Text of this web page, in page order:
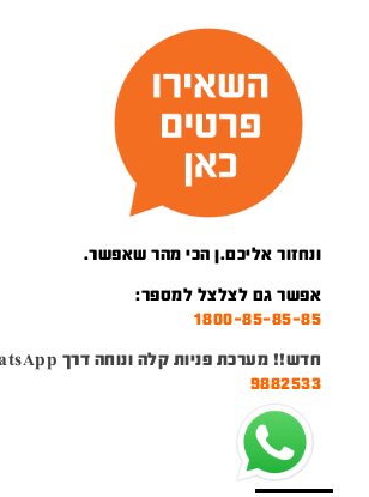
ונחזור אליכם.ן הכי מהר שאפשר.
אפשר גם לצלצל למספר:
1800-85-85-85
חדש!! מערכת פניות קלה ונוחה דרך WhatsApp במספר:
9882533